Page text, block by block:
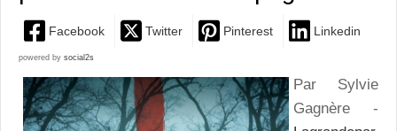
Facebook Twitter Pinterest Linkedin
powered by social2s
Par Sylvie
Gagnère -